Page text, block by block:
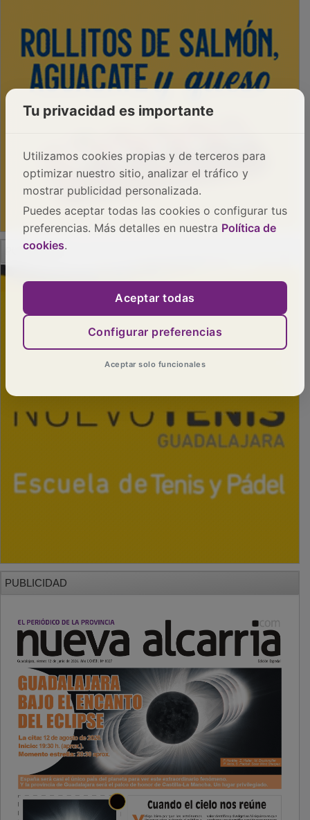
PUBLICIDAD
PUBLICIDAD
Tu privacidad es importante
Utilizamos cookies propias y de terceros para
optimizar nuestro sitio, analizar el tráfico y
mostrar publicidad personalizada.
Puedes aceptar todas las cookies o configurar tus
preferencias. Más detalles en nuestra Política de
cookies.
Aceptar todas
Configurar preferencias
Aceptar solo funcionales